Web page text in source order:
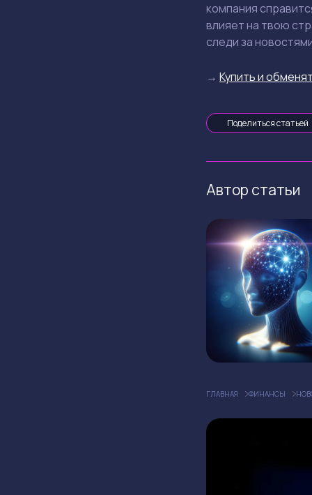
компания
влияет на твою
следи за
→ Купить и
Поделиться статьей
Автор статьи
ГЛАВНАЯ ФИНАНСЫ